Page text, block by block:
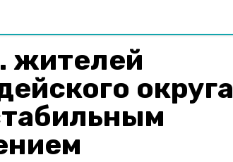
жителей
округа